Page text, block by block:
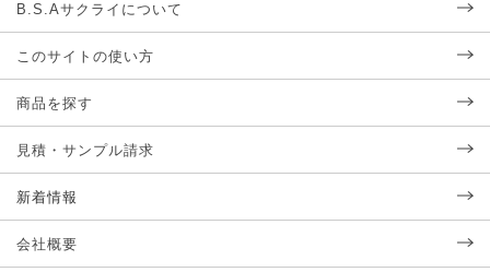
B.S.Aサクライについて
このサイトの使い方
商品を探す
見積・サンプル請求
新着情報
会社概要